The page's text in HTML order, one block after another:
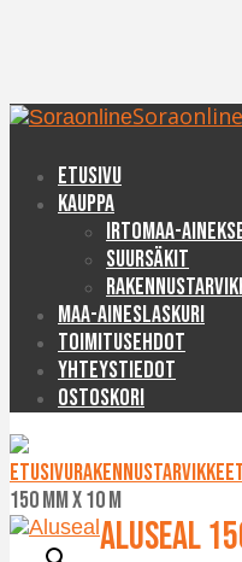
Soraonline
Etusivu
Kauppa
Irtomaa-
Suursäkit
Maa-aineslaskuri
Toimitusehdot
Yhteystiedot
Ostoskori
Etusivu
150 mm x 10 m
Aluseal